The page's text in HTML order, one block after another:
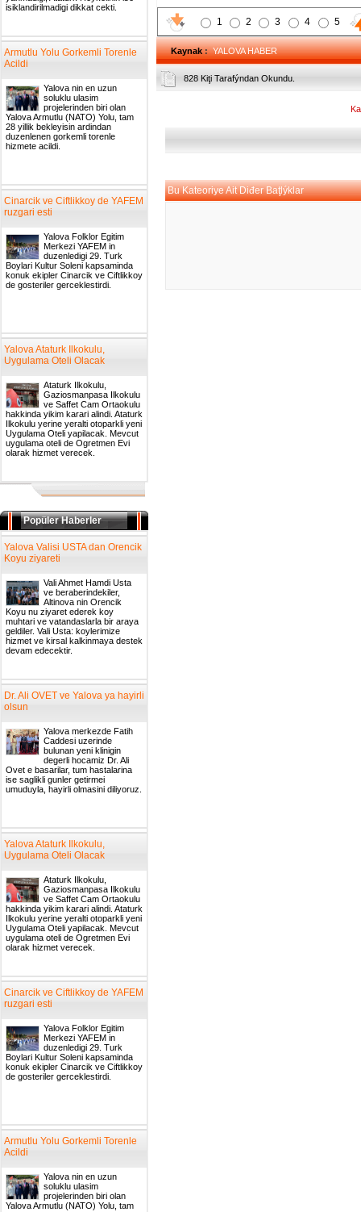
1 2 3 4 5
Kaynak: YALOVA HABER
828 Kiţi Tarafýndan Okundu.
Bu Kateoriye Ait Diđer Baţlýklar
isiklandirilmadigi dikkat cekti.
Armutlu Yolu Gorkemli Torenle
Acildi
Yalova nin en uzun
soluklu ulasim
projelerinden biri olan
Yalova Armutlu (NATO) Yolu, tam
28 yillik bekleyisin ardindan
duzenlenen gorkemli torenle
hizmete acildi.
Cinarcik ve Ciftlikkoy de YAFEM
ruzgari esti
Yalova Folklor Egitim
Merkezi YAFEM in
duzenledigi 29. Turk
Boylari Kultur Soleni kapsaminda
konuk ekipler Cinarcik ve Ciftlikkoy
de gosteriler gerceklestirdi.
Yalova Ataturk Ilkokulu,
Uygulama Oteli Olacak
Ataturk Ilkokulu,
Gaziosmanpasa Ilkokulu
ve Saffet Cam Ortaokulu
hakkinda yikim karari alindi. Ataturk
Ilkokulu yerine yeralti otoparkli yeni
Uygulama Oteli yapilacak. Mevcut
uygulama oteli de Ogretmen Evi
olarak hizmet verecek.
Popüler Haberler
Yalova Valisi USTA dan Orencik
Koyu ziyareti
Vali Ahmet Hamdi Usta
ve beraberindekiler,
Altinova nin Orencik
Koyu nu ziyaret ederek koy
muhtari ve vatandaslarla bir araya
geldiler. Vali Usta: koylerimize
hizmet ve kirsal kalkinmaya destek
devam edecektir.
Dr. Ali OVET ve Yalova ya hayirli
olsun
Yalova merkezde Fatih
Caddesi uzerinde
bulunan yeni klinigin
degerli hocamiz Dr. Ali
Ovet e basarilar, tum hastalarina
ise saglikli gunler getirmei
umuduyla, hayirli olmasini diliyoruz.
Yalova Ataturk Ilkokulu,
Uygulama Oteli Olacak
Ataturk Ilkokulu,
Gaziosmanpasa Ilkokulu
ve Saffet Cam Ortaokulu
hakkinda yikim karari alindi. Ataturk
Ilkokulu yerine yeralti otoparkli yeni
Uygulama Oteli yapilacak. Mevcut
uygulama oteli de Ogretmen Evi
olarak hizmet verecek.
Cinarcik ve Ciftlikkoy de YAFEM
ruzgari esti
Yalova Folklor Egitim
Merkezi YAFEM in
duzenledigi 29. Turk
Boylari Kultur Soleni kapsaminda
konuk ekipler Cinarcik ve Ciftlikkoy
de gosteriler gerceklestirdi.
Armutlu Yolu Gorkemli Torenle
Acildi
Yalova nin en uzun
soluklu ulasim
projelerinden biri olan
Yalova Armutlu (NATO) Yolu, tam